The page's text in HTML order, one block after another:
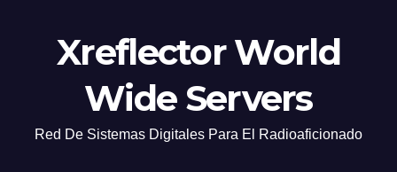
Xreflector World
Wide Servers
Red De Sistemas Digitales Para El Radioaficionado